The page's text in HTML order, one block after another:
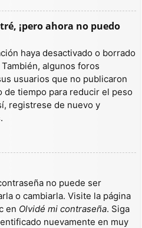
¡pero ahora no puedo
haya desactivado o borrado
algunos foros
usuarios que no publicaron
tiempo para reducir el peso
registrese de nuevo y
no puede ser
o cambiarla. Visite la página
en Olvidé mi contraseña. Siga
nuevamente en muy